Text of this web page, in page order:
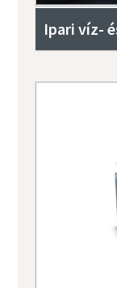
Ipari víz-